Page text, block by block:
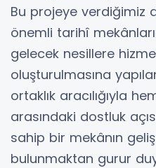
Bu projeye verdiğimiz
önemli tarihî
gelecek nesillere
oluşturulmasına
ortaklık aracılığıyla
arasındaki dostluk
sahip bir mekânın
bulunmaktan gurur